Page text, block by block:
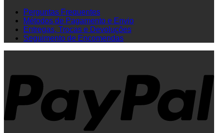
Perguntas Frequentes
Métodos de Pagamento e Envio
Entregas, Trocas e Devoluções
Seguimento de Encomendas